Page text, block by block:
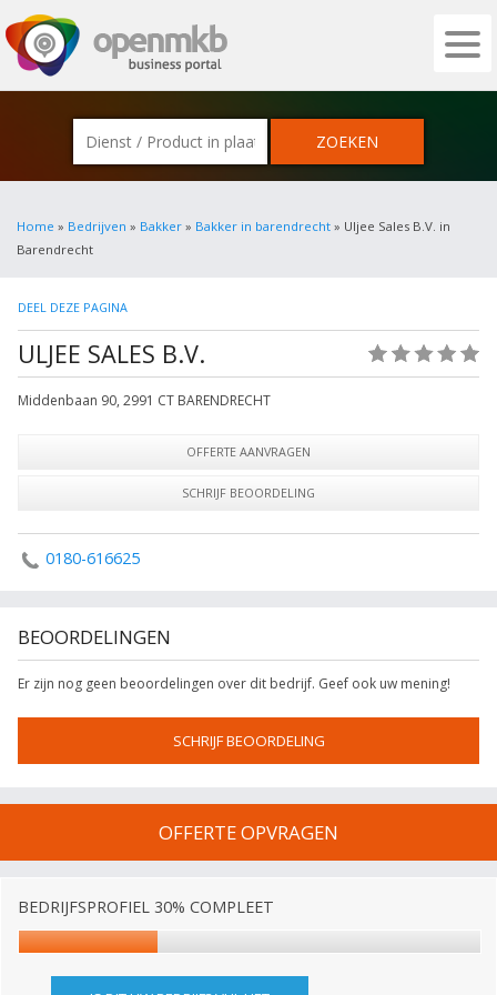
OPENMKB - DE ZAKELIJKE PORTAL
Home » Bedrijven » Bakker » Bakker in barendrecht » Uljee Sales B.V. in
Barendrecht
DEEL DEZE PAGINA
ULJEE SALES B.V.
Middenbaan 90, 2991 CT BARENDRECHT
OFFERTE AANVRAGEN
SCHRIJF BEOORDELING
0180-616625
BEOORDELINGEN
Er zijn nog geen beoordelingen over dit bedrijf. Geef ook uw mening!
SCHRIJF BEOORDELING
OFFERTE OPVRAGEN
BEDRIJFSPROFIEL 30% COMPLEET